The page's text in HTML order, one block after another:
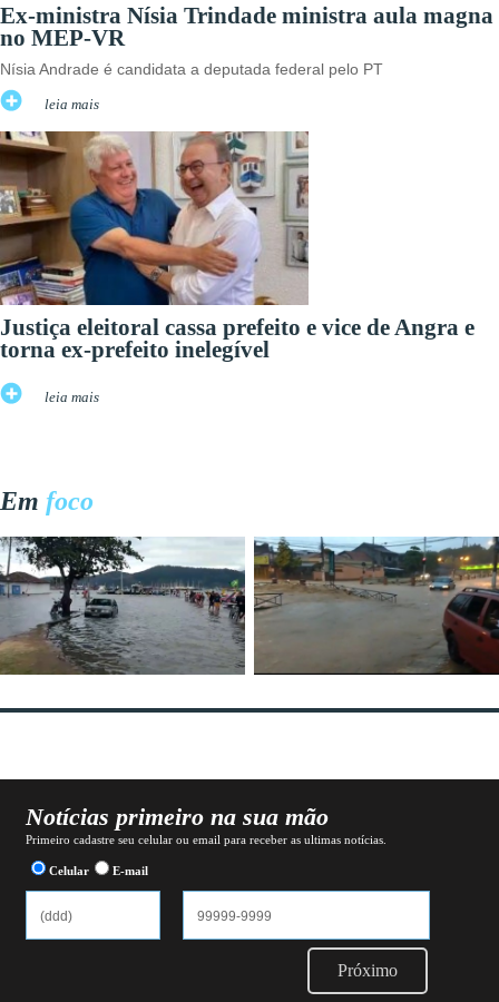
Ex-ministra Nísia Trindade ministra aula magna
no MEP-VR
Nísia Andrade é candidata a deputada federal pelo PT
leia mais
Justiça eleitoral cassa prefeito e vice de Angra e
torna ex-prefeito inelegível
leia mais
Em foco
Notícias primeiro na sua mão
Primeiro cadastre seu celular ou email para receber as ultimas notícias.
Celular E-mail
Próximo